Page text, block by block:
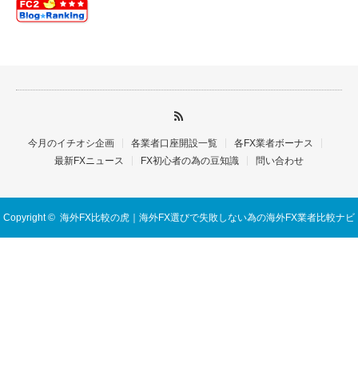
今月のイチオシ企画 各業者口座開設一覧
各FX業者ボーナス
最新FXニュース
FX初心者の為の豆知識 問い合わせ
Copyright © 海外FX比較の虎｜海外FX選びで失敗しない為の海外FX業者比較ナビ